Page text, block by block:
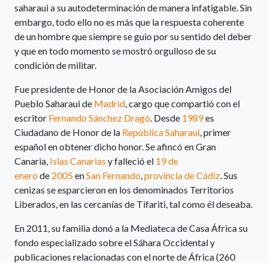
saharaui a su autodeterminación de manera infatigable. Sin
embargo, todo ello no es más que la respuesta coherente
de un hombre que siempre se guio por su sentido del deber
y que en todo momento se mostró orgulloso de su
condición de militar.
Fue presidente de Honor de la Asociación Amigos del
Pueblo Saharaui de Madrid, cargo que compartió con el
escritor Fernando Sánchez Dragó.​ Desde 1989es
Ciudadano de Honor de la República Saharaui, primer
español en obtener dicho honor. Se afincó en Gran
Canaria, Islas Canarias y falleció el 19 de
enerode 2005enSan Fernando,provincia de Cádiz. Sus
cenizas se esparcieron en los denominados Territorios
Liberados, en las cercanías de Tifariti, tal como él deseaba.​
En 2011, su familia donó a la Mediateca de Casa África su
fondo especializado sobre el Sáhara Occidental y
publicaciones relacionadas con el norte de África (260